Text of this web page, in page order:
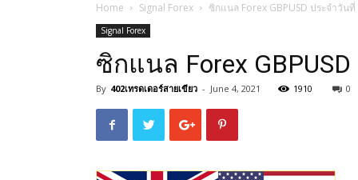
Home Signal Forex ซิกแนล Forex GBPUSD ประจำวัน
Signal Forex
ซิกแนล Forex
By 402เทรดเดอร์สายเขียว - June 4, 2021 1910 0